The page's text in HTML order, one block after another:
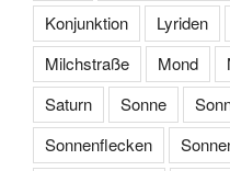
Konjunktion
Lyriden
Milchstraße
Mond
Saturn
Sonne
Sonnenflecken